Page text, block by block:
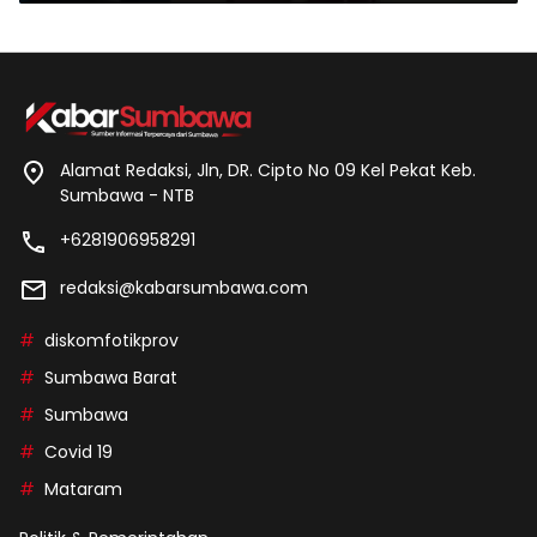
Alamat Redaksi, Jln, DR. Cipto No 09 Kel Pekat Keb.
Sumbawa - NTB
+6281906958291
redaksi@kabarsumbawa.com
diskomfotikprov
Sumbawa Barat
Sumbawa
Covid 19
Mataram